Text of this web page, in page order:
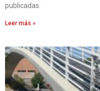
publicadas.
Leer más »